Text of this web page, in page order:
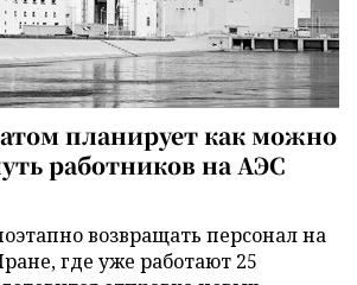
планирует как можно
работников на АЭС
возвращать персонал на
где уже работают 25